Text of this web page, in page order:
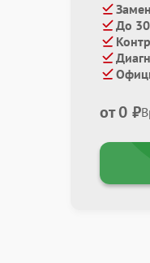
До
от 0 ₽